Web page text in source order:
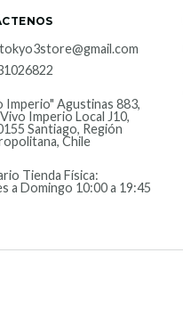
Imperio" Agustinas 883,
Imperio Local J10,
Santiago, Región
Chile
Tienda Física:
a Domingo 10:00 a 19:45